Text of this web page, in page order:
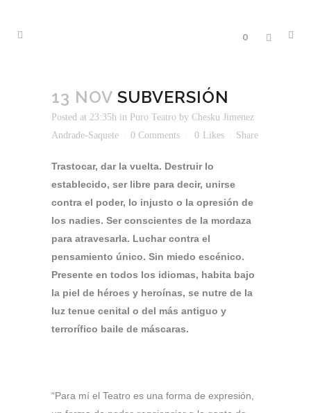
0
13 NOV SUBVERSIÓN
Posted at 23:35h in Puro Teatro by Chesku Jimenez
Andrade-Saquete
0 Comments 0 Likes Share
Trastocar, dar la vuelta. Destruir lo
establecido, ser libre para decir, unirse
contra el poder, lo injusto o la opresión de
los nadies. Ser conscientes de la mordaza
para atravesarla. Luchar contra el
pensamiento único. Sin miedo escénico.
Presente en todos los idiomas, habita bajo
la piel de héroes y heroínas, se nutre de la
luz tenue cenital o del más antiguo y
terrorífico baile de máscaras.
“Para mí el Teatro es una forma de expresión,